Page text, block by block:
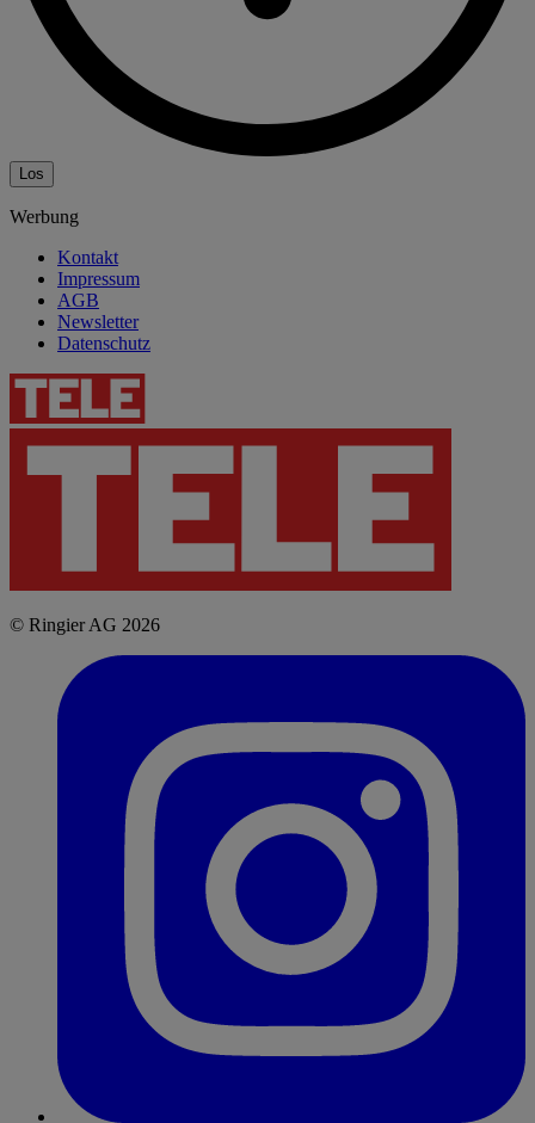
Los
Werbung
Kontakt
Impressum
AGB
Newsletter
Datenschutz
© Ringier AG 2026